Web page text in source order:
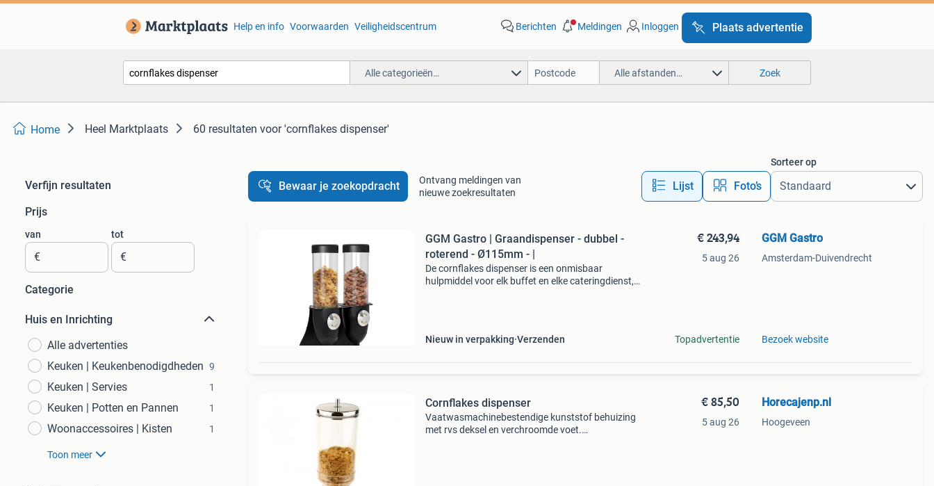
Help en info Voorwaarden Veiligheidscentrum Berichten Meldingen Inloggen Plaats advertentie
Alle categorieën… Alle afstanden… Zoek
Home Heel Marktplaats 60 resultaten voor 'cornflakes dispenser'
Verfijn resultaten
Prijs
van
€
tot
€
Categorie
Huis en Inrichting
Alle advertenties
Keuken | Keukenbenodigdheden 9
Keuken | Servies 1
Keuken | Potten en Pannen 1
Woonaccessoires | Kisten 1
Toon meer
Bewaar je zoekopdracht
Ontvang meldingen van
nieuwe zoekresultaten
Lijst Foto’s
Sorteer op
GGM Gastro | Graandispenser - dubbel -
roterend - Ø115mm - |
De cornflakes dispenser is een onmisbaar
hulpmiddel voor elk buffet en elke cateringdienst,
Nieuw in verpakking Verzenden
€ 243,94
5 aug 26
Topadvertentie
GGM Gastro
Amsterdam-Duivendrecht
Bezoek website
Cornflakes dispenser
Vaatwasmachinebestendige kunststof behuizing
met rvs deksel en verchroomde voet.
€ 85,50
5 aug 26
Horecajenp.nl
Hoogeveen